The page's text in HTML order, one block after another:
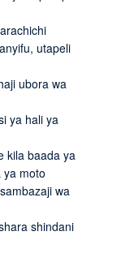
utapeli
ubora wa
ya hali ya
kila baada ya
ya moto
wa
shindani